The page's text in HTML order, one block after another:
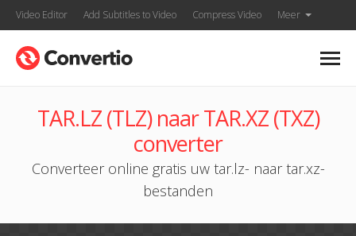
Video Editor Add Subtitles to Video Compress Video Meer
TAR.LZ (TLZ) naar TAR.XZ (TXZ)
converter
Converteer online gratis uw tar.lz- naar tar.xz-
bestanden